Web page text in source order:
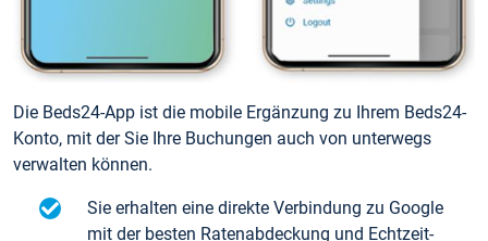
Die Beds24-App ist die mobile Ergänzung zu Ihrem Beds24-
Konto, mit der Sie Ihre Buchungen auch von unterwegs
verwalten können.
Sie erhalten eine direkte Verbindung zu Google
mit der besten Ratenabdeckung und Echtzeit-